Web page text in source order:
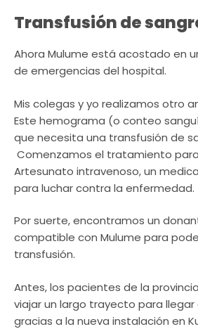
Transfusión de
Ahora Mulume está acostado en
de emergencias del hospital.
Mis colegas y yo realizamos otro
Este hemograma (o conteo
que necesita una transfusión de
Comenzamos el tratamiento
Artesunato intravenoso, un
para luchar contra la enfermedad.
Por suerte, encontramos un
compatible con Mulume para
transfusión.
Antes, los pacientes de la
viajar un largo trayecto para llegar
gracias a la nueva instalación en